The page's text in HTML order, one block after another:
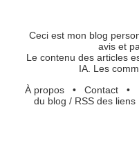
Ceci est mon blog
avis et
Le contenu des articles
IA. Les
À propos• Contact•
du blog / RSS des liens